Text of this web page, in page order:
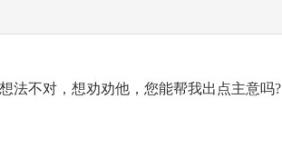
法不对，想劝劝他，您能帮我出点主意吗?